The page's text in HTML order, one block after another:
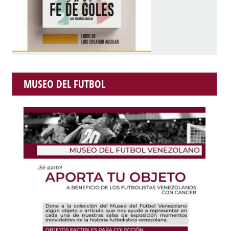
MUSEO DEL FUTBOL